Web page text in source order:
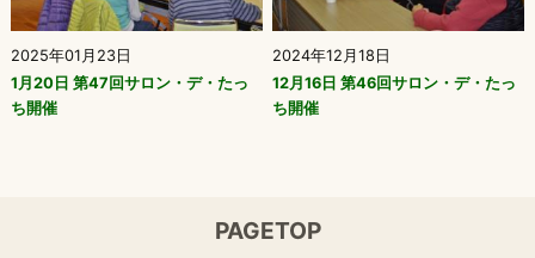
2025年01月23日
1月20日 第47回サロン・デ・たっ
ち開催
2024年12月18日
12月16日 第46回サロン・デ・たっ
ち開催
PAGETOP